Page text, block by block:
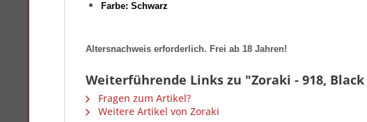
Farbe: Schwarz
Altersnachweis erforderlich. Frei ab 18 Jahren!
Weiterführende Links zu "Zoraki - 918, Black
Fragen zum Artikel?
Weitere Artikel von Zoraki